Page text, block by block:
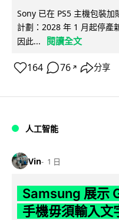
Sony 已在 PS5 主機包裝
計劃：2028 年 1 月起停產
因此...
閱讀全文
164 76 ↗ 分享
人工智能
Vin 1 日
Samsung 展示
手機毋須輸入文